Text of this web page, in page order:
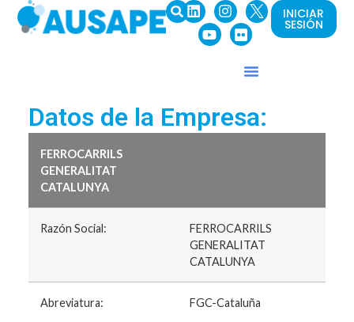
INICIAR
SESIÓN
Datos de la Empresa:
FERROCARRILS
GENERALITAT
CATALUNYA
Razón Social:
FERROCARRILS
GENERALITAT
CATALUNYA
Abreviatura: FGC-Cataluña